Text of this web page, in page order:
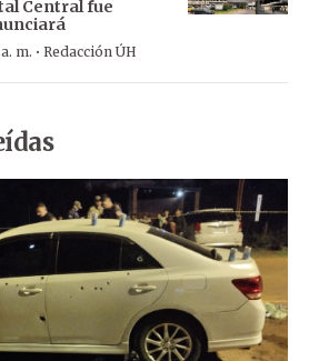
Central fue
m. · Redacción ÚH